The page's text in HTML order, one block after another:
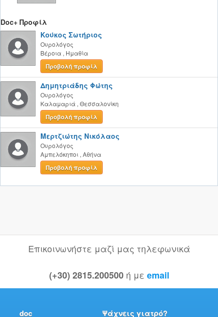
Doc+ Προφίλ
Κούκος Σωτήριος
Ουρολόγος
Βέροια , Ημαθία
Προβολή προφίλ
Δημητριάδης Φώτης
Ουρολόγος
Καλαμαριά , Θεσσαλονίκη
Προβολή προφίλ
Μερτζιώτης Νικόλαος
Ουρολόγος
Αμπελόκηποι , Αθήνα
Προβολή προφίλ
Επικοινωνήστε μαζί μας τηλεφωνικά
(+30) 2815.200500 ή με email
doc Ψάχνεις γιατρό?